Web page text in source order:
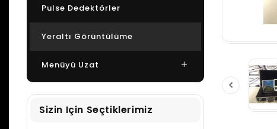
Pulse Dedektörler
Yeraltı Görüntülüme
Menüyü Uzat
Sizin Için Seçtiklerimiz